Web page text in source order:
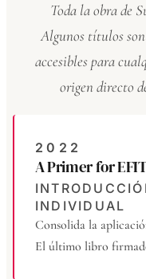
Toda la obra de
Algunos títulos
accesibles para
origen directo
2022
A Primer for
INDIVIDUAL
Consolida la
El último libro